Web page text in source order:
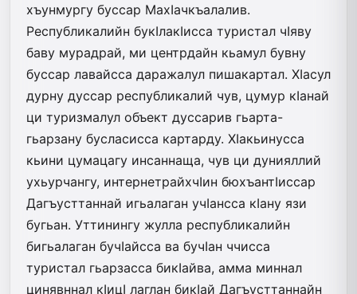
хъунмургу буссар МахIачкъалалив.
Республикалийн букIлакIисса туристал чIяву
баву мурадрай, ми центрдайн кьамул бувну
буссар лавайсса даражалул пишакартал. ХIасул
дурну дуссар республикалий чув, цумур кIанай
ци туризмалул объект дуссарив гьарта-
гьарзану бусласисса картарду. ХIакьинусса
кьини цумацагу инсаннаща, чув ци дунияллий
ухьурчангу, интернетрайхчIин бюхъантIиссар
Дагъусттаннай игьалаган учIансса кIану язи
бугьан. Уттинингу жулла республикалийн
бигьалаган бучIайсса ва бучIан ччисса
туристал гьарзасса бикIайва, амма миннал
цинявннал кIицI лаглан бикIай Дагъусттаннайн